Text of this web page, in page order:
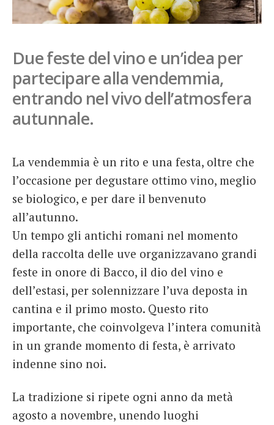
Spanish
Italiano
Due feste del vino e un’idea per
partecipare alla vendemmia,
entrando nel vivo dell’atmosfera
autunnale.
La vendemmia è un rito e una festa, oltre che
l’occasione per degustare ottimo vino, meglio
se biologico, e per dare il benvenuto
all’autunno.
Un tempo gli antichi romani nel momento
della raccolta delle uve organizzavano grandi
feste in onore di Bacco, il dio del vino e
dell’estasi, per solennizzare l’uva deposta in
cantina e il primo mosto. Questo rito
importante, che coinvolgeva l’intera comunità
in un grande momento di festa, è arrivato
indenne sino noi.
La tradizione si ripete ogni anno da metà
agosto a novembre, unendo luoghi